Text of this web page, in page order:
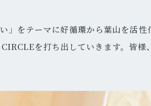
」をテーマに好循環から葉山を活
を打ち出していきます。皆様